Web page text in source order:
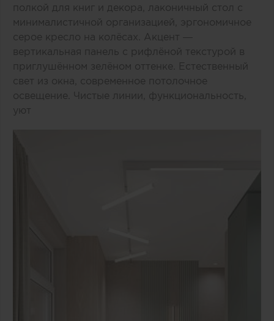
полкой для книг и декора, лаконичный стол с
минималистичной организацией, эргономичное
серое кресло на колёсах. Акцент —
вертикальная панель с рифлёной текстурой в
приглушённом зелёном оттенке. Естественный
свет из окна, современное потолочное
освещение. Чистые линии, функциональность,
уют